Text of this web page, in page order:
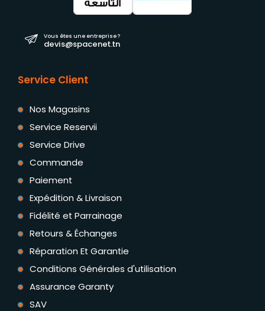
Vous êtes une entreprise ?
devis@spacenet.tn
Service Client
Nos Magasins
Service Reservii
Service Drive
Commande
Paiement
Expédition & Livraison
Fidélité et Parrainage
Retours & Échanges
Réparation Et Garantie
Conditions Générales d'utilisation
Assurance Garanty
SAV